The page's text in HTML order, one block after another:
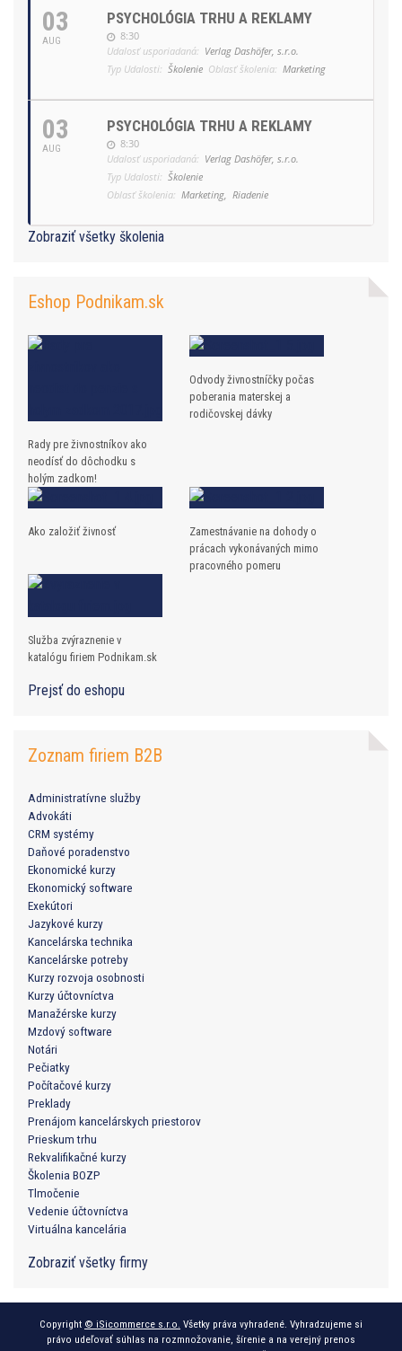
03
AUG
PSYCHOLÓGIA TRHU A REKLAMY
8:30
Udalosť usporiadaná: Verlag Dashöfer, s.r.o.
Typ Udalosti: Školenie Oblasť školenia: Marketing
03
AUG
PSYCHOLÓGIA TRHU A REKLAMY
8:30
Udalosť usporiadaná: Verlag Dashöfer, s.r.o.
Typ Udalosti: Školenie
Oblasť školenia: Marketing, Riadenie
Zobraziť všetky školenia
Eshop Podnikam.sk
Rady pre živnostníkov ako
neodísť do dôchodku s
holým zadkom!
Odvody živnostníčky počas
poberania materskej a
rodičovskej dávky
Ako založiť živnosť
Zamestnávanie na dohody o
prácach vykonávaných mimo
pracovného pomeru
Služba zvýraznenie v
katalógu firiem Podnikam.sk
Prejsť do eshopu
Zoznam firiem B2B
Administratívne služby
Advokáti
CRM systémy
Daňové poradenstvo
Ekonomické kurzy
Ekonomický software
Exekútori
Jazykové kurzy
Kancelárska technika
Kancelárske potreby
Kurzy rozvoja osobnosti
Kurzy účtovníctva
Manažérske kurzy
Mzdový software
Notári
Pečiatky
Počítačové kurzy
Preklady
Prenájom kancelárskych priestorov
Prieskum trhu
Rekvalifikačné kurzy
Školenia BOZP
Tlmočenie
Vedenie účtovníctva
Virtuálna kancelária
Zobraziť všetky firmy
Copyright © iSicommerce s.r.o. Všetky práva vyhradené. Vyhradzujeme si
právo udeľovať súhlas na rozmnožovanie, šírenie a na verejný prenos